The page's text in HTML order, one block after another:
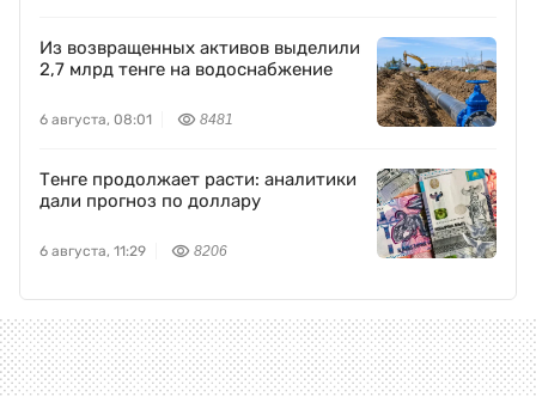
Из возвращенных активов выделили
2,7 млрд тенге на водоснабжение
6 августа, 08:01 8481
Тенге продолжает расти: аналитики
дали прогноз по доллару
6 августа, 11:29 8206